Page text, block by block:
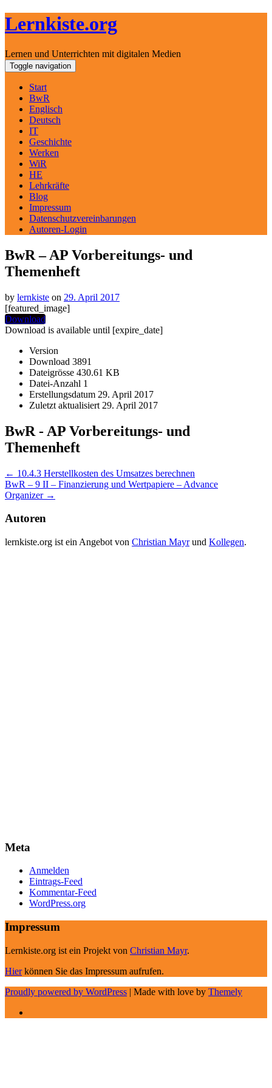
Lernkiste.org
Lernen und Unterrichten mit digitalen Medien
Skip
to
content
Toggle navigation
Start
BwR
Englisch
Deutsch
IT
Geschichte
Werken
WiR
HE
Lehrkräfte
Blog
Impressum
Datenschutzvereinbarungen
Autoren-Login
BwR – AP Vorbereitungs- und
Themenheft
by lernkiste on 29. April 2017
[featured_image]
Download
Download is available until [expire_date]
Version
Download 3891
Dateigrösse 430.61 KB
Datei-Anzahl 1
Erstellungsdatum 29. April 2017
Zuletzt aktualisiert 29. April 2017
BwR - AP Vorbereitungs- und
Themenheft
Post
navigation
← 10.4.3 Herstellkosten des Umsatzes berechnen
BwR – 9 II – Finanzierung und Wertpapiere – Advance
Organizer →
Autoren
lernkiste.org ist ein Angebot von Christian Mayrund Kollegen.
Meta
Anmelden
Eintrags-Feed
Kommentar-Feed
WordPress.org
Impressum
Lernkiste.org ist ein Projekt von Christian Mayr.
Hierkönnen Sie das Impressum aufrufen.
Proudly powered by WordPress | Made with love by Themely